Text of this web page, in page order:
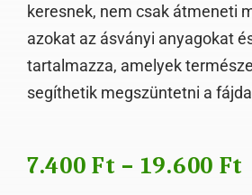
keresnek, nem csak átmeneti
azokat az ásványi anyagokat
tartalmazza, amelyek
segíthetik megszüntetni a
7.400Ft – 19.600 Ft